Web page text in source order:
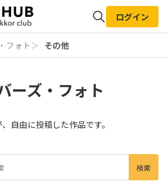
ログイン
フォト＞ その他
ーズ・フォト
自由に投稿した作品です。